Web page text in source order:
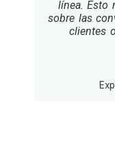
línea. Esto
sobre las
clientes